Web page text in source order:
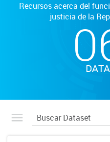
Recursos acerca del
justicia de la